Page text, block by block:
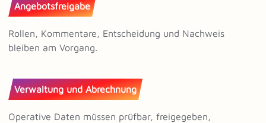
Angebotsfreigabe
Rollen, Kommentare, Entscheidung und Nachweis
bleiben am Vorgang.
Verwaltung und Abrechnung
Operative Daten müssen prüfbar, freigegeben,